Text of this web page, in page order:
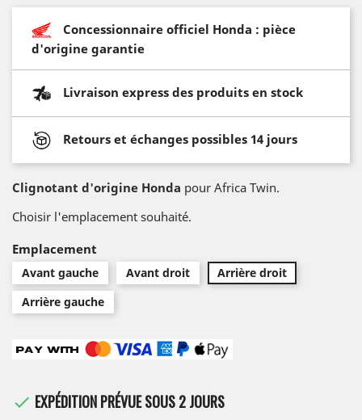
Concessionnaire officiel Honda : pièce
d'origine garantie
Livraison express des produits en stock
Retours et échanges possibles 14 jours
Clignotant d'origine Honda pour Africa Twin.
Choisir l'emplacement souhaité.
Emplacement
Avant gauche Avant droit
Arrière droit
Arrière gauche
 EXPÉDITION PRÉVUE SOUS 2 JOURS